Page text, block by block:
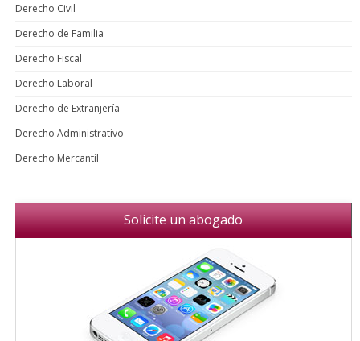
Derecho Civil
Derecho de Familia
Derecho Fiscal
Derecho Laboral
Derecho de Extranjería
Derecho Administrativo
Derecho Mercantil
Solicite un abogado